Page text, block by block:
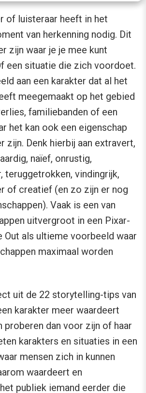
of luisteraar heeft in het
van herkenning nodig. Dit
zijn waar je je mee kunt
een situatie die zich voordoet.
aan een karakter dat al het
meegemaakt op het gebied
familiebanden of een
het kan ook een eigenschap
zijn. Denk hierbij aan extravert,
naïef, onrustig,
teruggetrokken, vindingrijk,
of creatief (en zo zijn er nog
Vaak is een van
uitvergroot in een Pixar-
Out als ultieme voorbeeld waar
maximaal worden
uit de 22 storytelling-tips van
karakter meer waardeert
proberen dan voor zijn of haar
karakters en situaties in een
mensen zich in kunnen
waardeert en
publiek iemand eerder die